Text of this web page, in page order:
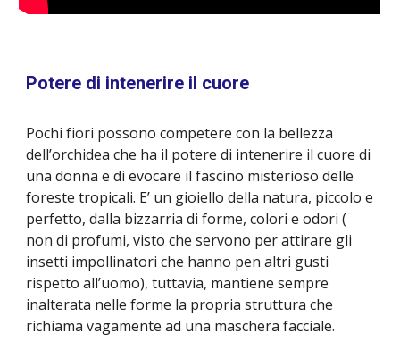
Potere di intenerire il cuore
Pochi fiori possono competere con la bellezza
dell’orchidea che ha il potere di intenerire il cuore di
una donna e di evocare il fascino misterioso delle
foreste tropicali. E’ un gioiello della natura, piccolo e
perfetto, dalla bizzarria di forme, colori e odori (
non di profumi, visto che servono per attirare gli
insetti impollinatori che hanno pen altri gusti
rispetto all’uomo), tuttavia, mantiene sempre
inalterata nelle forme la propria struttura che
richiama vagamente ad una maschera facciale.